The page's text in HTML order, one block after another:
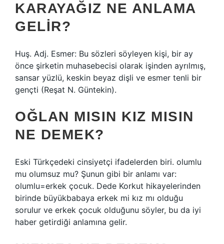
KARAYAĞIZ NE ANLAMA
GELIR?
Huş. Adj. Esmer: Bu sözleri söyleyen kişi, bir ay
önce şirketin muhasebecisi olarak işinden ayrılmış,
sansar yüzlü, keskin beyaz dişli ve esmer tenli bir
gençti (Reşat N. Güntekin).
OĞLAN MISIN KIZ MISIN
NE DEMEK?
Eski Türkçedeki cinsiyetçi ifadelerden biri. olumlu
mu olumsuz mu? Şunun gibi bir anlamı var:
olumlu=erkek çocuk. Dede Korkut hikayelerinden
birinde büyükbabaya erkek mi kız mı olduğu
sorulur ve erkek çocuk olduğunu söyler, bu da iyi
haber getirdiği anlamına gelir.